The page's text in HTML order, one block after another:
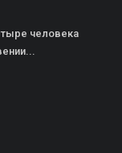
человека